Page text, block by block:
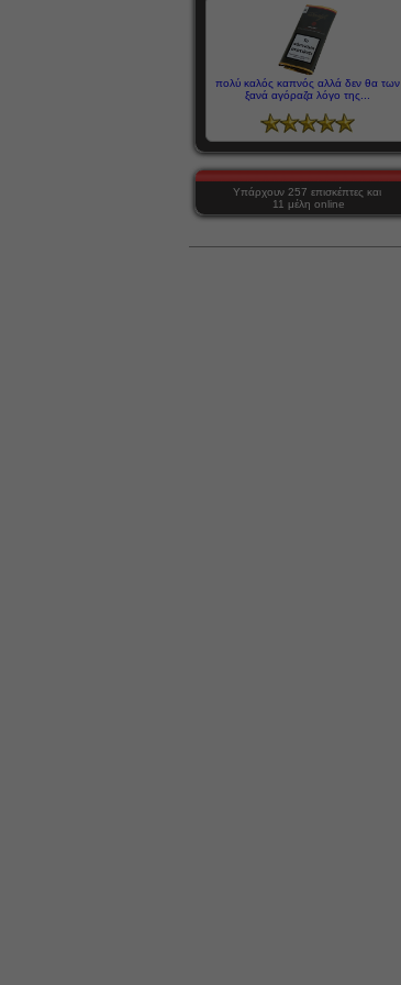
πολύ καλός καπνός αλλά δεν θα των
ξανά αγόραζα λόγο της...
Υπάρχουν 257 επισκέπτες και
11 μέλη online